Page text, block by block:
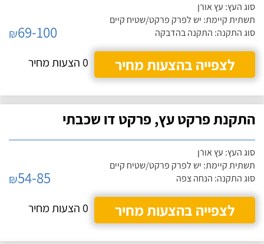
סוג העץ: עץ אורן
תשתית קיימת: יש לפרק פרקט/שטיח קיים
סוג התקנה: התקנה בהדבקה
₪69-100
לצפייה בהצעות מחיר
0 הצעות מחיר
התקנת פרקט עץ, פרקט דו שכבתי
סוג העץ: עץ אורן
תשתית קיימת: יש לפרק פרקט/שטיח קיים
סוג התקנה: הנחה צפה
₪54-85
לצפייה בהצעות מחיר
0 הצעות מחיר